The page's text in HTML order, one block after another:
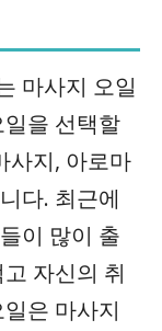
마사지 오일
을 선택할
사지, 아로마
다. 최근에
이 많이 출
자신의 취
은 마사지